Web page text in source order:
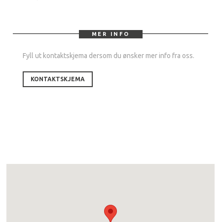
MER INFO
Fyll ut kontaktskjema dersom du ønsker mer info fra oss.
KONTAKTSKJEMA